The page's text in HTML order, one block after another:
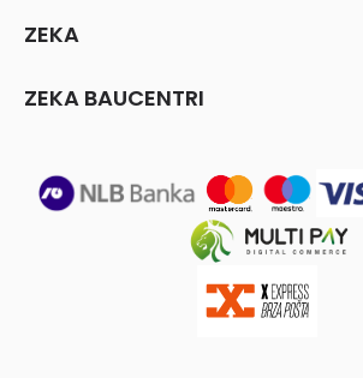
ZEKA
ZEKA BAUCENTRI